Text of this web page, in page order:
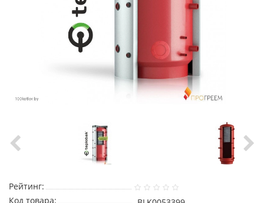
Рейтинг:
Код товара: